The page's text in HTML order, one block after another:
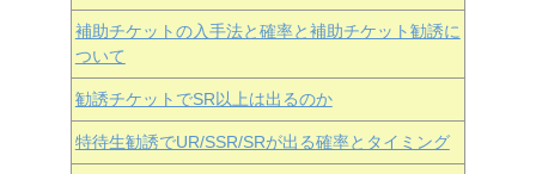
補助チケットの入手法と確率と補助チケット勧誘に
ついて
勧誘チケットでSR以上は出るのか
特待生勧誘でUR/SSR/SRが出る確率とタイミング